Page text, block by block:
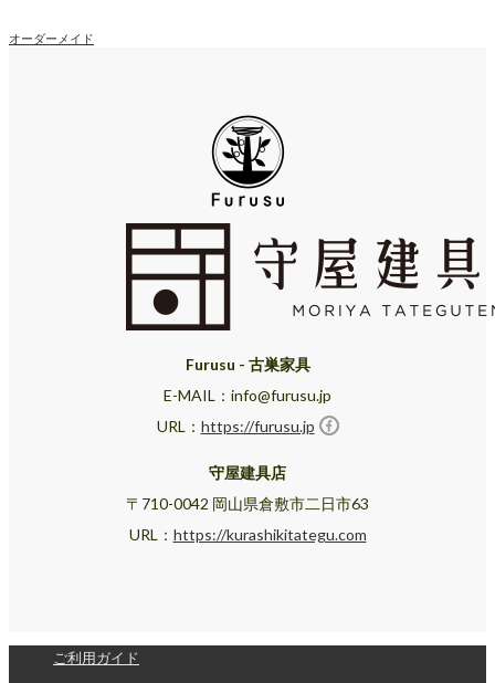
オーダーメイド
Furusu - 古巣家具
E-MAIL：info@furusu.jp
URL： https://furusu.jp
守屋建具店
〒710-0042 岡山県倉敷市二日市63
URL： https://kurashikitategu.com
ご利用ガイド